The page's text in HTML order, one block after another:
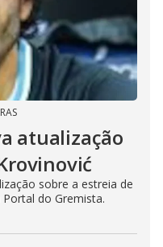
atualização
sobre a estreia de
do Gremista.